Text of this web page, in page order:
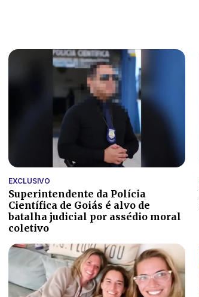
EXCLUSIVO
Superintendente da Polícia
Científica de Goiás é alvo de
batalha judicial por assédio moral
coletivo